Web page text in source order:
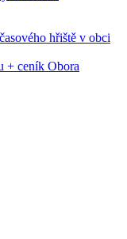
hřiště v obci
+ ceník Obora